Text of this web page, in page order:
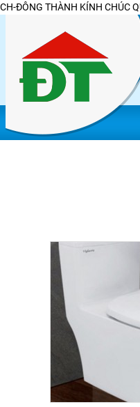
CH-ĐÔNG THÀNH KÍNH CHÚC